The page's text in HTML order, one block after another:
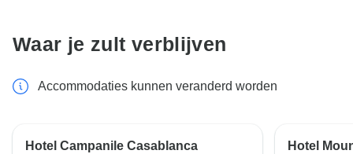
Waar je zult verblijven
Accommodaties kunnen veranderd worden
Hotel Campanile Casablanca Hotel